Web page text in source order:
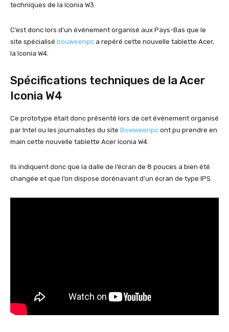
techniques de la Iconia W3.
C’est donc lors d’un événement organisé aux Pays-Bas que le
site spécialisé bouweenpc a repéré cette nouvelle tablette Acer,
la Iconia W4.
Spécifications techniques de la Acer
Iconia W4
Ce prototype était donc présenté lors de cet événement organisé
par Intel ou les journalistes du site Bowweenpc ont pu prendre en
main cette nouvelle tablette Acer Iconia W4.
Ils indiquent donc que la dalle de l’écran de 8 pouces a bien été
changée et que l’on dispose dorénavant d’un écran de type IPS.